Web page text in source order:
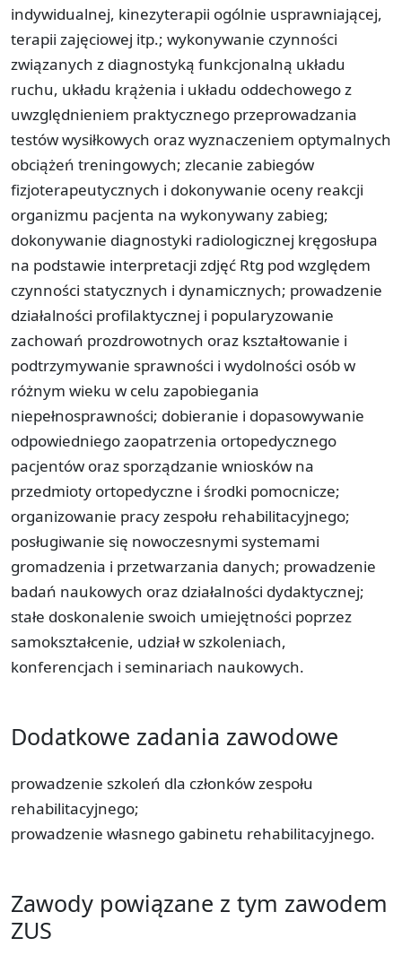
indywidualnej, kinezyterapii ogólnie usprawniającej,
terapii zajęciowej itp.; wykonywanie czynności
związanych z diagnostyką funkcjonalną układu
ruchu, układu krążenia i układu oddechowego z
uwzględnieniem praktycznego przeprowadzania
testów wysiłkowych oraz wyznaczeniem optymalnych
obciążeń treningowych; zlecanie zabiegów
fizjoterapeutycznych i dokonywanie oceny reakcji
organizmu pacjenta na wykonywany zabieg;
dokonywanie diagnostyki radiologicznej kręgosłupa
na podstawie interpretacji zdjęć Rtg pod względem
czynności statycznych i dynamicznych; prowadzenie
działalności profilaktycznej i popularyzowanie
zachowań prozdrowotnych oraz kształtowanie i
podtrzymywanie sprawności i wydolności osób w
różnym wieku w celu zapobiegania
niepełnosprawności; dobieranie i dopasowywanie
odpowiedniego zaopatrzenia ortopedycznego
pacjentów oraz sporządzanie wniosków na
przedmioty ortopedyczne i środki pomocnicze;
organizowanie pracy zespołu rehabilitacyjnego;
posługiwanie się nowoczesnymi systemami
gromadzenia i przetwarzania danych; prowadzenie
badań naukowych oraz działalności dydaktycznej;
stałe doskonalenie swoich umiejętności poprzez
samokształcenie, udział w szkoleniach,
konferencjach i seminariach naukowych.
Dodatkowe zadania zawodowe
prowadzenie szkoleń dla członków zespołu
rehabilitacyjnego;
prowadzenie własnego gabinetu rehabilitacyjnego.
Zawody powiązane z tym zawodem
ZUS